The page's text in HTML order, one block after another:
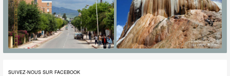
SUIVEZ-NOUS SUR FACEBOOK